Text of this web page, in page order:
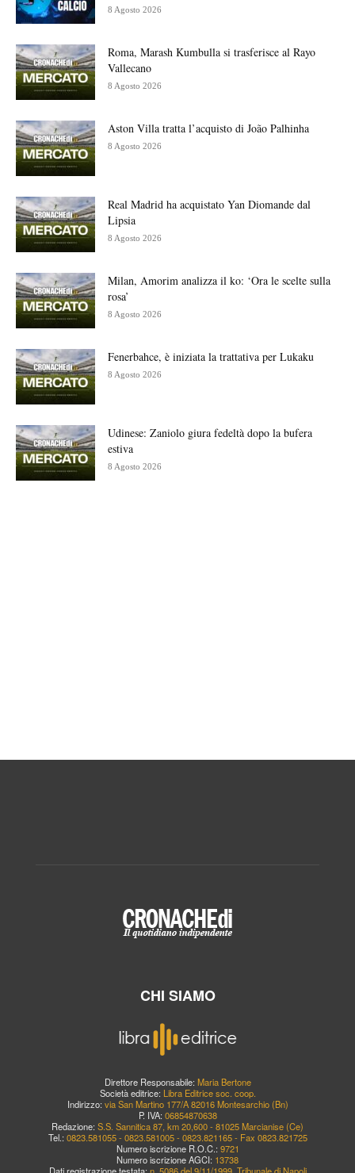
8 Agosto 2026
Roma, Marash Kumbulla si trasferisce al Rayo
Vallecano
8 Agosto 2026
Aston Villa tratta l’acquisto di João Palhinha
8 Agosto 2026
Real Madrid ha acquistato Yan Diomande dal
Lipsia
8 Agosto 2026
Milan, Amorim analizza il ko: ‘Ora le scelte sulla
rosa’
8 Agosto 2026
Fenerbahce, è iniziata la trattativa per Lukaku
8 Agosto 2026
Udinese: Zaniolo giura fedeltà dopo la bufera
estiva
8 Agosto 2026
CHI SIAMO
Direttore Responsabile: Maria Bertone
Società editrice: Libra Editrice soc. coop.
Indirizzo: via San Martino 177/A 82016 Montesarchio (Bn)
P. IVA: 06854870638
Redazione: S.S. Sannitica 87, km 20,600 - 81025 Marcianise (Ce)
Tel.: 0823.581055 - 0823.581005 - 0823.821165 - Fax 0823.821725
Numero iscrizione R.O.C.: 9721
Numero iscrizione AGCI: 13738